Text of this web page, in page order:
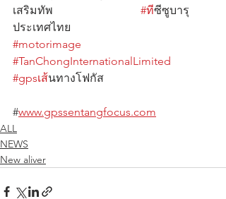
เสริมทัพ #ทีซีซูบารุ
ประเทศไทย
#motorimage
#TanChongInternationalLimited
#gpsเส้นทางโฟกัส
#www.gpssentangfocus.com
ALL
NEWS
New aliver